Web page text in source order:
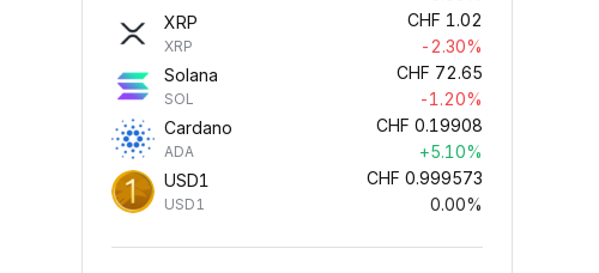
XRP
XRP
CHF 1.02
-2.30%
Solana
SOL
CHF 72.65
-1.20%
Cardano
ADA
CHF 0.19908
+5.10%
USD1
USD1
CHF 0.999573
0.00%